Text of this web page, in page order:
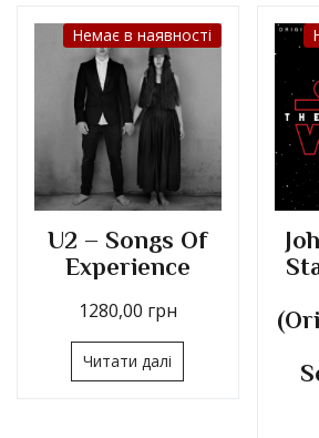
Немає в наявності
U2 – Songs Of
Experience
1280,00 грн
Читати далі